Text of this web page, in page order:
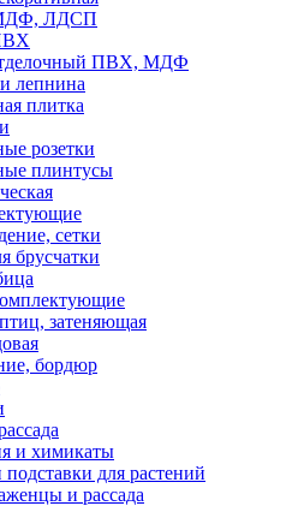
ЛДСП
ПВХ, МДФ
лепнина
плитка
розетки
плинтусы
сетки
брусчатки
затеняющая
бордюр
и химикаты
для растений
и рассада